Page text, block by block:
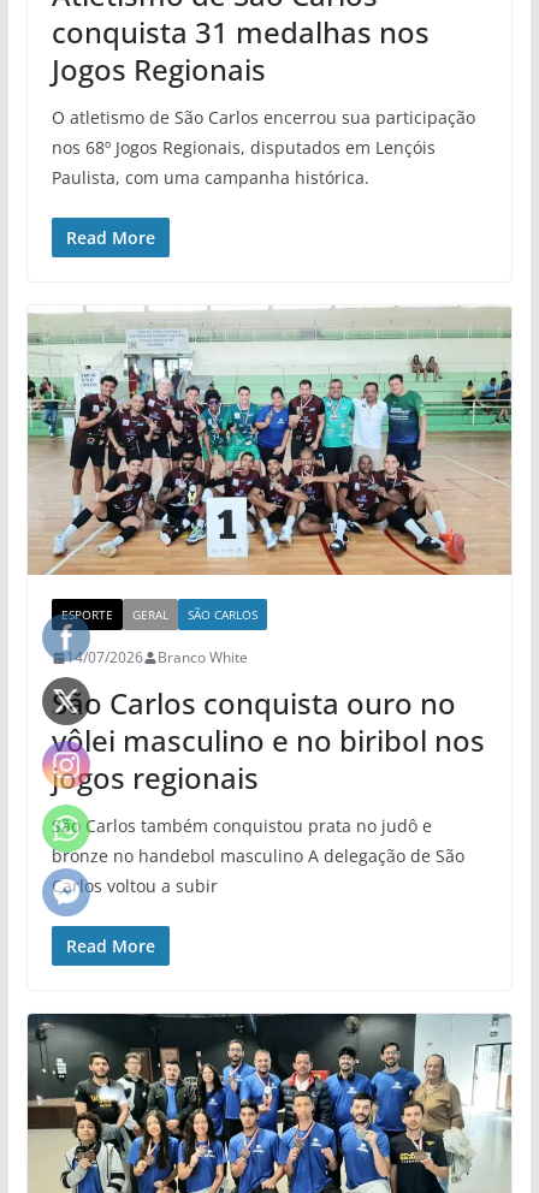
conquista 31 medalhas nos
Jogos Regionais
O atletismo de São Carlos encerrou sua participação
nos 68º Jogos Regionais, disputados em Lençóis
Paulista, com uma campanha histórica.
Read More
ESPORTE GERAL SÃO CARLOS
14/07/2026 Branco White
São Carlos conquista ouro no
vôlei masculino e no biribol nos
jogos regionais
São Carlos também conquistou prata no judô e
bronze no handebol masculino A delegação de São
Carlos voltou a subir
Read More